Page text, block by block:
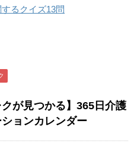
るクイズ13問
クが見つかる】365日介護
ョンカレンダー